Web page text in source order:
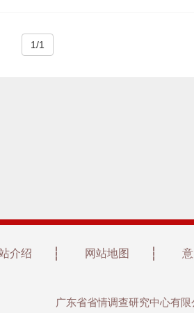
1/1
介绍 网站地图
广东省省情调查研究中心有